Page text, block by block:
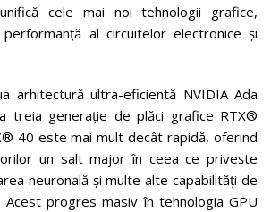
cele mai noi tehnologii grafice,
al circuitelor electronice și
arhitectură ultra-eficientă NVIDIA Ada
treia generație de plăci grafice RTX®
40 este mai mult decât rapidă, oferind
un salt major în ceea ce privește
neuronală și multe alte capabilități de
progres masiv în tehnologia GPU